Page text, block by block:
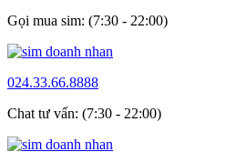
Gọi mua sim: (7:30 - 22:00)
024.33.66.8888
Chat tư vấn: (7:30 - 22:00)